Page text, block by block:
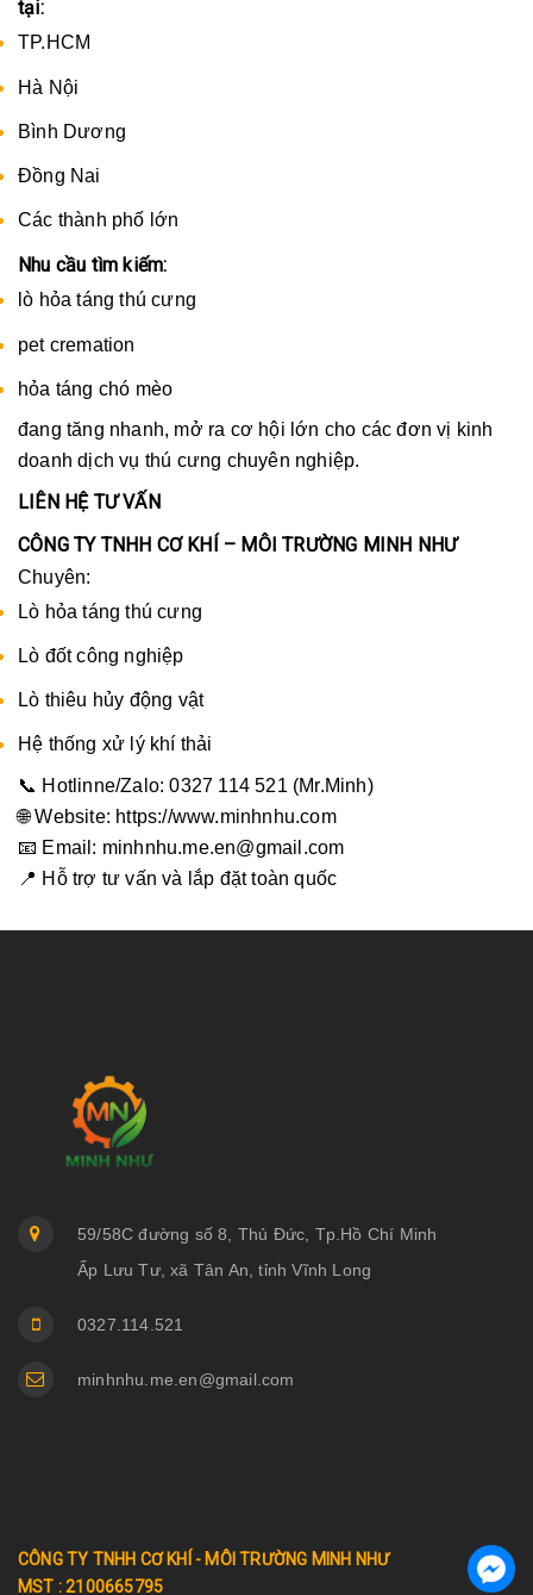
tại:
TP.HCM
Hà Nội
Bình Dương
Đồng Nai
Các thành phố lớn
Nhu cầu tìm kiếm:
lò hỏa táng thú cưng
pet cremation
hỏa táng chó mèo
đang tăng nhanh, mở ra cơ hội lớn cho các đơn vị kinh
doanh dịch vụ thú cưng chuyên nghiệp.
LIÊN HỆ TƯ VẤN
CÔNG TY TNHH CƠ KHÍ – MÔI TRƯỜNG MINH NHƯ
Chuyên:
Lò hỏa táng thú cưng
Lò đốt công nghiệp
Lò thiêu hủy động vật
Hệ thống xử lý khí thải
📞 Hotlinne/Zalo: 0327 114 521 (Mr.Minh)
🌐 Website: https://www.minhnhu.com
📧 Email: minhnhu.me.en@gmail.com
📍 Hỗ trợ tư vấn và lắp đặt toàn quốc
59/58C đường số 8, Thủ Đức, Tp.Hồ Chí Minh
Ấp Lưu Tư, xã Tân An, tỉnh Vĩnh Long
0327.114.521
minhnhu.me.en@gmail.com
CÔNG TY TNHH CƠ KHÍ - MÔI TRƯỜNG MINH NHƯ
MST : 2100665795